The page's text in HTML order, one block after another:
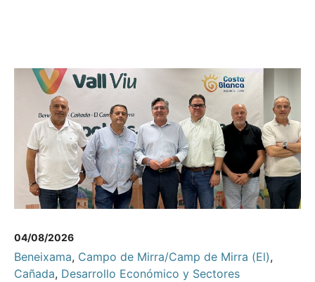
04/08/2026
Beneixama, Campo de Mirra/Camp de Mirra (El),
Cañada, Desarrollo Económico y Sectores